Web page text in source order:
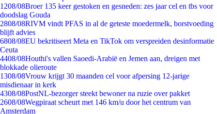
1208/08Broer 135 keer gestoken en gesneden: zes jaar cel en tbs voor
doodslag Gouda
2808/08RIVM vindt PFAS in al de geteste moedermelk, borstvoeding
blijft advies
6808/08EU bekritiseert Meta en TikTok om verspreiden desinformatie
Ceuta
4408/08Houthi's vallen Saoedi-Arabië en Jemen aan, dreigen met
blokkade olieroute
1308/08Vrouw krijgt 30 maanden cel voor afpersing 12-jarige
misdienaar in kerk
4308/08PostNL-bezorger steekt bewoner na ruzie over pakket
2608/08Wegpiraat scheurt met 146 km/u door het centrum van
Amsterdam